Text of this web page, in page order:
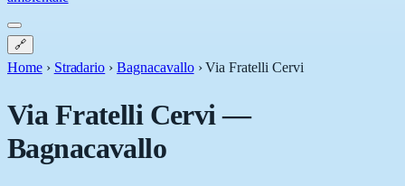
🔗
Home › Stradario › Bagnacavallo ›Via Fratelli Cervi
Via Fratelli Cervi—
Bagnacavallo